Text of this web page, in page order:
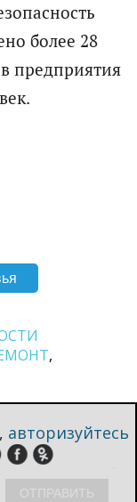
более 28
предприятия
авторизуйтесь